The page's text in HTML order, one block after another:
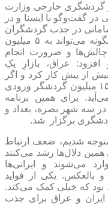
و گردشگری خارجی وزارت
گفت‌و‌گو با ایسنا و در
در جذب گردشگران
عراقی و فعالیت دلال‌ها و واسطه‌ها، چگونه می‌تواند به ۵ میلیون
و ضرورت انجام
عراق، بازارِ یکِ
از پیش کار کرد و اگر
دنبال تحقق برنامه هفتم توسعه و جذب ۱۵ میلیون گردشگر ورودی
برای همین برنامه
در سه شهر بصره، بغداد و
شدیم، ضعف ارتباط
دلال‌ها رشد می‌کنند
می‌شوند و ایرانی‌ها
بالعکس. یکی از فواید
بود که خیلی کمک می‌کند.
و عراق برای جذب